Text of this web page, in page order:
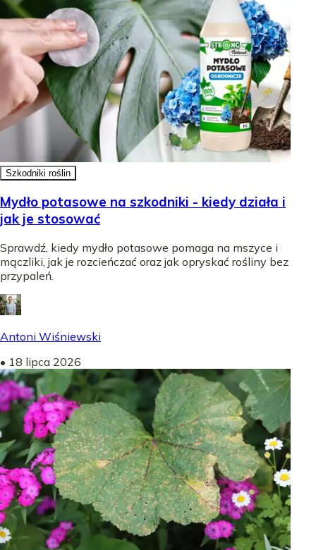
Szkodniki roślin
Mydło potasowe na szkodniki - kiedy działa i
jak je stosować
Sprawdź, kiedy mydło potasowe pomaga na mszyce i
mączliki, jak je rozcieńczać oraz jak opryskać rośliny bez
przypaleń.
Antoni Wiśniewski
• 18 lipca 2026